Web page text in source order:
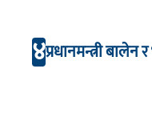
४प्रधानमन्त्री बालेन